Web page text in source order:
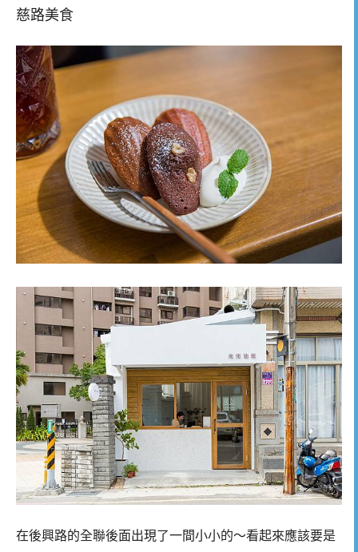
慈路美食
在後興路的全聯後面出現了一間小小的～看起來應該要是